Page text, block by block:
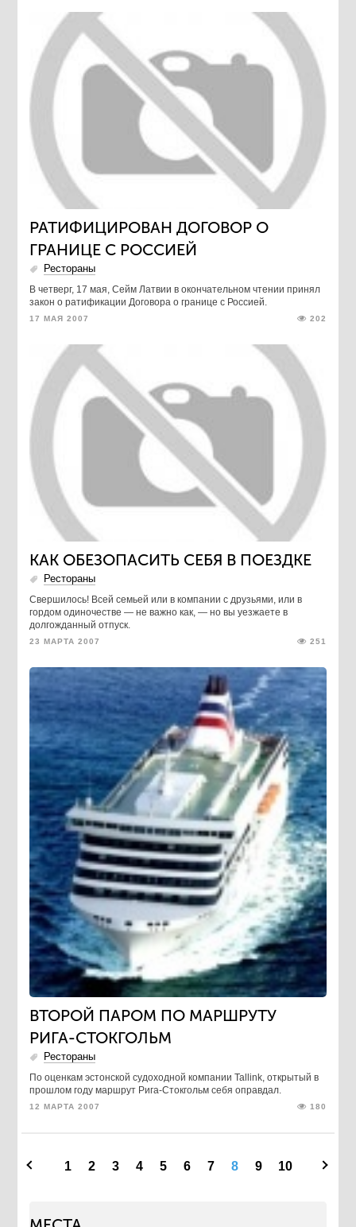
РАТИФИЦИРОВАН ДОГОВОР О
ГРАНИЦЕ С РОССИЕЙ
Рестораны
В четверг, 17 мая, Сейм Латвии в окончательном чтении принял
закон о ратификации Договора о границе с Россией.
17 МАЯ 2007 202
КАК ОБЕЗОПАСИТЬ СЕБЯ В ПОЕЗДКЕ
Рестораны
Свершилось! Всей семьей или в компании с друзьями, или в
гордом одиночестве — не важно как, — но вы уезжаете в
долгожданный отпуск.
23 МАРТА 2007 251
ВТОРОЙ ПАРОМ ПО МАРШРУТУ
РИГА-СТОКГОЛЬМ
Рестораны
По оценкам эстонской судоходной компании Tallink, открытый в
прошлом году маршрут Рига-Стокгольм себя оправдал.
12 МАРТА 2007 180
1 2 3 4 5 6 7 8 9 10